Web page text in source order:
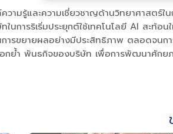
วามรู้และความเชี่ยวชาญด้านวิทยาศาสต
การริเริ่มประยุกต์ใช้เทคโนโลยี AI สะท้
รขยายผลอย่างมีประสิทธิภาพ ตลอดจน
กย้ำ พันธกิจของบริษัท เพื่อการพัฒนาศักย